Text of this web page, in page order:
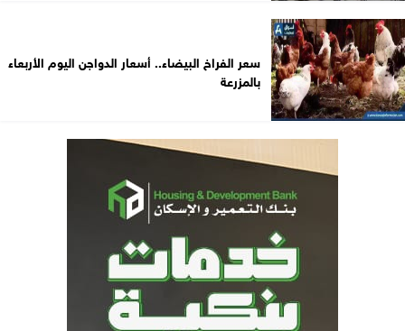
سعر الفراخ البيضاء.. أسعار الدواجن اليوم الأربعاء
بالمزرعة